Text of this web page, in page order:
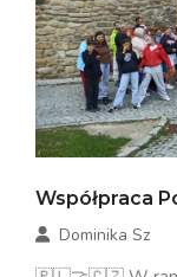
Współpraca
Dominika Sz